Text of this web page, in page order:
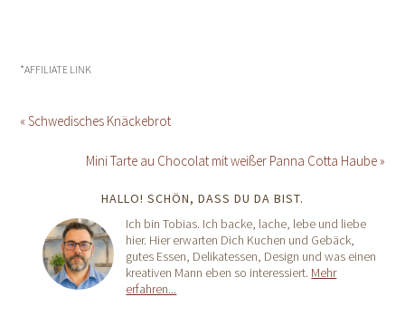
*AFFILIATE LINK
« Schwedisches Knäckebrot
Mini Tarte au Chocolat mit weißer Panna Cotta Haube »
HALLO! SCHÖN, DASS DU DA BIST.
Ich bin Tobias. Ich backe, lache, lebe und liebe
hier. Hier erwarten Dich Kuchen und Gebäck,
gutes Essen, Delikatessen, Design und was einen
kreativen Mann eben so interessiert. Mehr
erfahren...